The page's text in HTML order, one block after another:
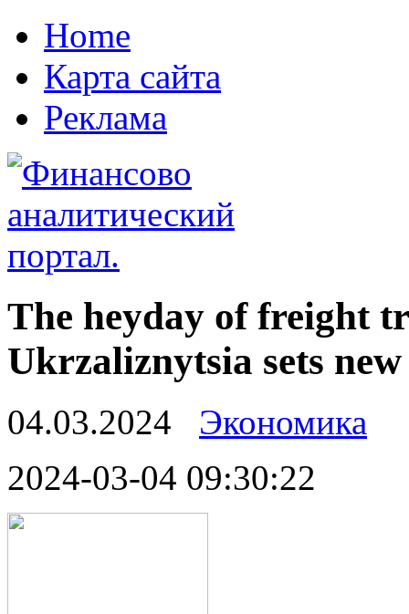
Home
Карта сайта
Реклама
The heyday of freight
Ukrzaliznytsia sets
04.03.2024
Экономика
2024-03-04 09:30:22